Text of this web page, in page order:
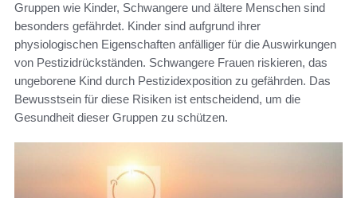
Gruppen wie Kinder, Schwangere und ältere Menschen sind
besonders gefährdet. Kinder sind aufgrund ihrer
physiologischen Eigenschaften anfälliger für die Auswirkungen
von Pestizidrückständen. Schwangere Frauen riskieren, das
ungeborene Kind durch Pestizidexposition zu gefährden. Das
Bewusstsein für diese Risiken ist entscheidend, um die
Gesundheit dieser Gruppen zu schützen.